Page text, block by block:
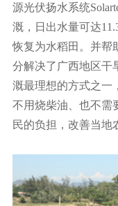
源光伏扬水系统
溉，日出水量可达
恢复为水稻田。并帮
分解决了广西地区干
溉最理想的方式之一
不用烧柴油、也不需
民的负担，改善当地